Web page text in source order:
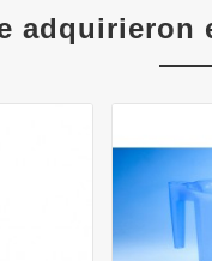
adquirieron